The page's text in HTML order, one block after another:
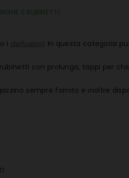
E RUBINETTI
i
. In questa categoria
con prolunga, tappi per
sempre fornito e inoltre